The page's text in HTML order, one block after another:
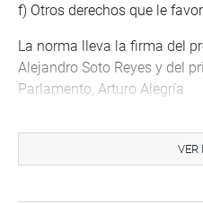
f) Otros derechos que le
La norma lleva la firma del
Alejandro Soto Reyes y del
Parlamento, Arturo Alegría
República, insistiendo en el
Pleno realizada el día trece
VER